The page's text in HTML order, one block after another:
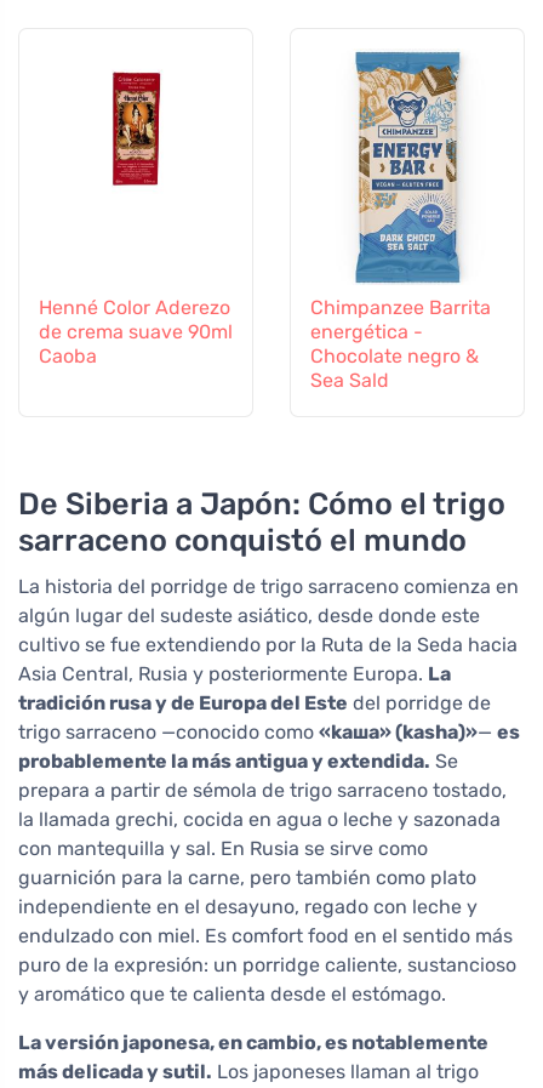
Henné Color Aderezo
de crema suave 90ml
Caoba
Chimpanzee Barrita
energética -
Chocolate negro &
Sea Sald
De Siberia a Japón: Cómo el trigo
sarraceno conquistó el mundo
La historia del porridge de trigo sarraceno comienza en
algún lugar del sudeste asiático, desde donde este
cultivo se fue extendiendo por la Ruta de la Seda hacia
Asia Central, Rusia y posteriormente Europa. La
tradición rusa y de Europa del Este del porridge de
trigo sarraceno —conocido como «kaша» (kasha)»— es
probablemente la más antigua y extendida. Se
prepara a partir de sémola de trigo sarraceno tostado,
la llamada grechi, cocida en agua o leche y sazonada
con mantequilla y sal. En Rusia se sirve como
guarnición para la carne, pero también como plato
independiente en el desayuno, regado con leche y
endulzado con miel. Es comfort food en el sentido más
puro de la expresión: un porridge caliente, sustancioso
y aromático que te calienta desde el estómago.
La versión japonesa, en cambio, es notablemente
más delicada y sutil. Los japoneses llaman al trigo